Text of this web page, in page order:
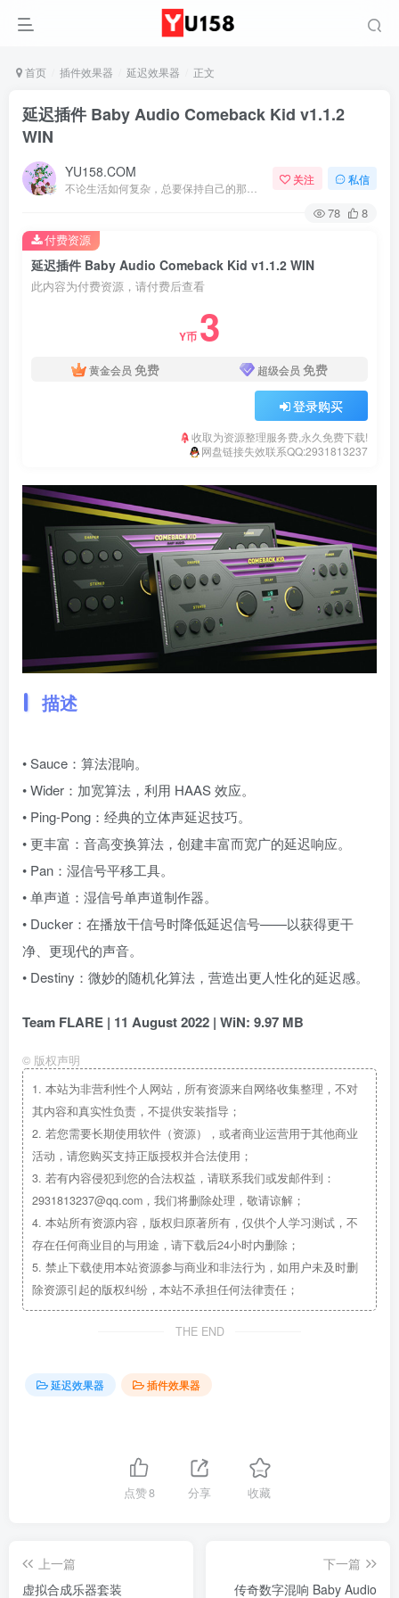
首页 插件效果器 延迟效果器 正文
延迟插件 Baby Audio Comeback Kid v1.1.2
WIN
YU158.COM 关注 私信
78 8
延迟插件 Baby Audio Comeback Kid v1.1.2 WIN
此内容为付费资源，请付费后查看
Y币 3
黄金会员 免费 超级会员 免费
登录购买
收取为资源整理服务费,永久免费下载!
网盘链接失效联系QQ:2931813237
付费资源
描述
• Sauce：算法混响。
• Wider：加宽算法，利用 HAAS 效应。
• Ping-Pong：经典的立体声延迟技巧。
• 更丰富：音高变换算法，创建丰富而宽广的延迟响应。
• Pan：湿信号平移工具。
• 单声道：湿信号单声道制作器。
• Ducker：在播放干信号时降低延迟信号——以获得更干
净、更现代的声音。
• Destiny：微妙的随机化算法，营造出更人性化的延迟感。
Team FLARE | 11 August 2022 | WiN: 9.97 MB
© 版权声明
1. 本站为非营利性个人网站，所有资源来自网络收集整理，不对
其内容和真实性负责，不提供安装指导；
2. 若您需要长期使用软件（资源），或者商业运营用于其他商业
活动，请您购买支持正版授权并合法使用；
3. 若有内容侵犯到您的合法权益，请联系我们或发邮件到：
2931813237@qq.com，我们将删除处理，敬请谅解；
4. 本站所有资源内容，版权归原著所有，仅供个人学习测试，不
存在任何商业目的与用途，请下载后24小时内删除；
5. 禁止下载使用本站资源参与商业和非法行为，如用户未及时删
除资源引起的版权纠纷，本站不承担任何法律责任；
THE END
延迟效果器 插件效果器
点赞8 分享 收藏
上一篇
虚拟合成乐器套装
下一篇
传奇数字混响 Baby Audio